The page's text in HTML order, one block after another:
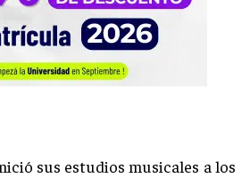
sus estudios musicales a los